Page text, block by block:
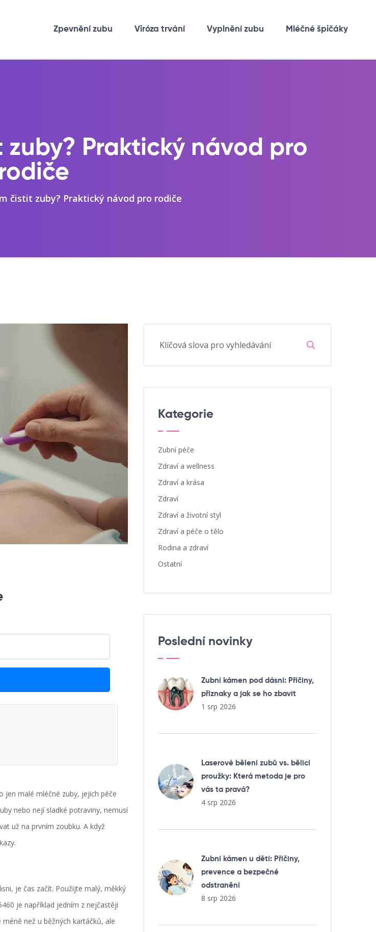
Zpevnění zubu Viróza trvání Vyplnění zubu Mléčné špičáky
Praktický návod pro
čistit zuby? Praktický návod pro rodiče
jen malé mléčné zuby, jejich péče
nebo nejí sladké potraviny, nemusí
už na prvním zoubku. A když
je čas začít. Použijte malý, měkký
je například jedním z nejčastěji
než u běžných kartáčků, ale
Kategorie
Zubní péče
Zdraví a wellness
Zdraví a krása
Zdraví
Zdraví a životní styl
Zdraví a péče o tělo
Rodina a zdraví
Ostatní
Poslední novinky
Zubní kámen pod dásní: Příčiny,
příznaky a jak se ho zbavit
1 srp 2026
Laserové bělení zubů vs. bělicí
proužky: Která metoda je pro
vás ta pravá?
4 srp 2026
Zubní kámen u dětí: Příčiny,
prevence a bezpečné
odstranění
8 srp 2026